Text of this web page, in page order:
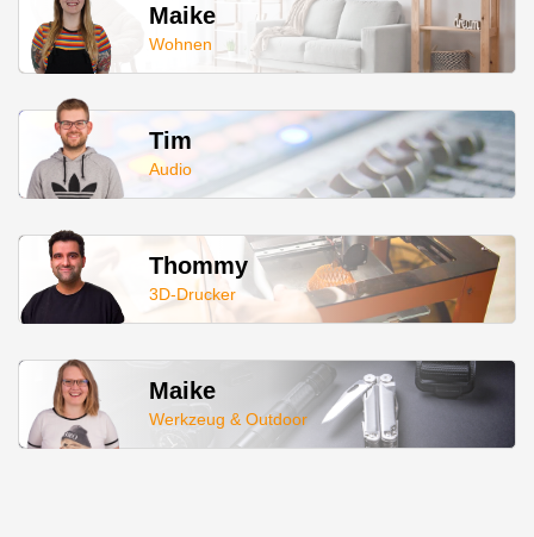
Maike
Wohnen
Tim
Audio
Thommy
3D-Drucker
Maike
Werkzeug & Outdoor